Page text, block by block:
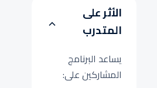
الأثر على
المتدرب
يساعد البرنامج
المشاركين على: